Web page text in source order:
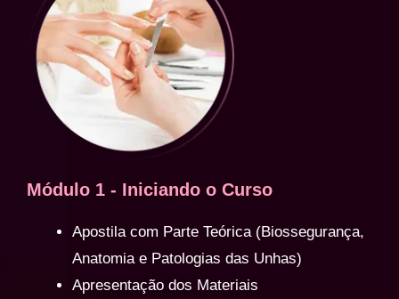
Módulo 1 - Iniciando o Curso
Apostila com Parte Teórica (Biossegurança,
Anatomia e Patologias das Unhas)
Apresentação dos Materiais